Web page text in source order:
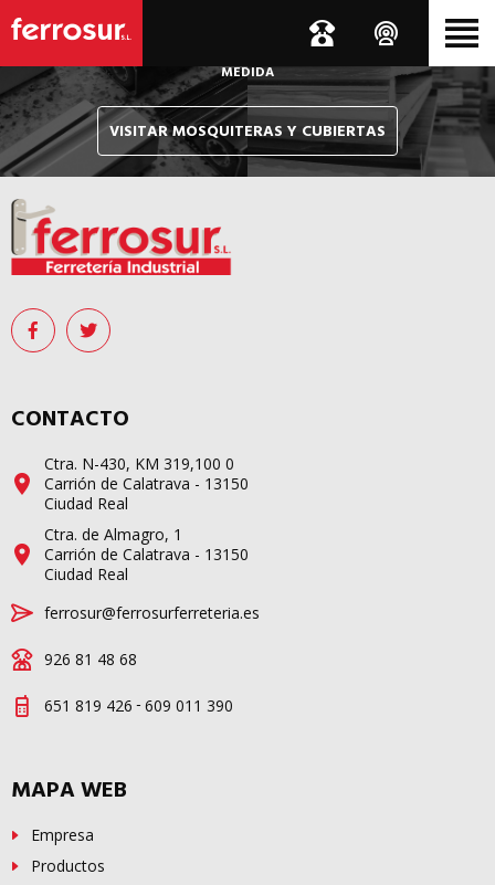
Le hacemos llegar, allí donde esté, y en tiempo récord,
sus pedidos de mosquiteras y sistemas de cubiertas confeccionados A
MEDIDA
VISITAR MOSQUITERAS Y CUBIERTAS
CONTACTO
Ctra. N-430, KM 319,100 0
Carrión de Calatrava - 13150
Ciudad Real
Ctra. de Almagro, 1
Carrión de Calatrava - 13150
Ciudad Real
ferrosur@ferrosurferreteria.es
926 81 48 68
651 819 426 - 609 011 390
MAPA WEB
Empresa
Productos